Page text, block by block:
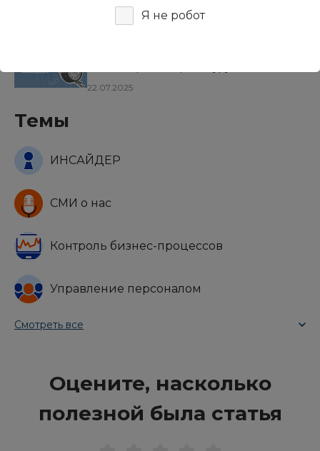
Я не робот
17.12.2025
22.07.2025
Темы
ИНСАЙДЕР
СМИ о нас
Контроль бизнес-процессов
Управление персоналом
Смотреть все
Оцените, насколько
полезной была статья